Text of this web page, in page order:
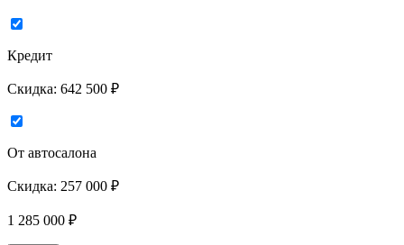
Кредит
Скидка: 642 500 ₽
От автосалона
Скидка: 257 000 ₽
1 285 000 ₽